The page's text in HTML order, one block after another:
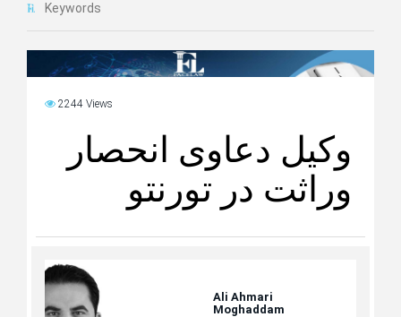
Keywords
2244 Views
وکیل دعاوی انحصار
وراثت در تورنتو
Ali Ahmari
Moghaddam